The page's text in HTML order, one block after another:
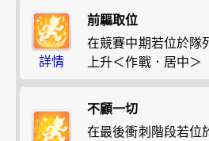
詳情
前驅取位
在競賽中期若位於隊
上升＜作戰．居中＞
不顧一切
在最後衝刺階段若位